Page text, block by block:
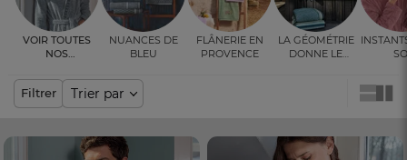
Nuances de
bleu
Flânerie en
Provence
La géométrie
donne le
Voir toutes
nos
Filtrer Trier par